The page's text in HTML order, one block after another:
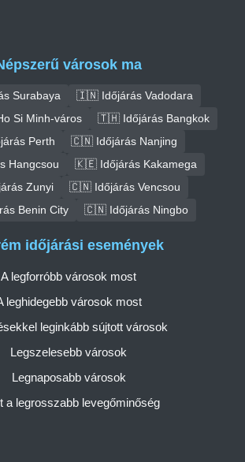
városok ma
Surabaya
🇮🇳 Időjárás Vadodara
Si Minh-város
🇹🇭 Időjárás Bangkok
Perth
🇨🇳 Időjárás Nanjing
Hangcsou
🇰🇪 Időjárás Kakamega
Zunyi
🇨🇳 Időjárás Vencsou
Benin City
🇨🇳 Időjárás Ningbo
időjárási események
A legforróbb városok most
leghidegebb városok most
leginkább sújtott városok
Legszelesebb városok
Legnaposabb városok
a legrosszabb levegőminőség